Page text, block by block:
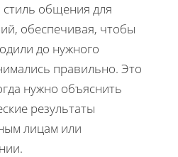
общения для
обеспечивая, чтобы
до нужного
правильно. Это
нужно объяснить
результаты
лицам или